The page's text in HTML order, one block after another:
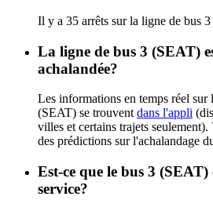
Il y a 35 arrêts sur la ligne de bus
La ligne de bus 3 (SEAT)
achalandée?
Les informations en temps réel sur
(SEAT) se trouvent dans l'appli
villes et certains trajets
des prédictions sur l'achalandage
Est-ce que le bus 3 (SEAT)
service?